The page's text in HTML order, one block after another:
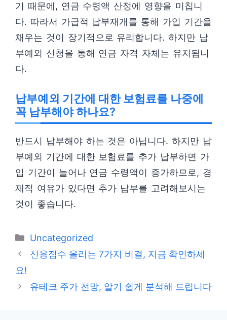
기 때문에, 연금 수령액 산정에 영향을 미칩니
다. 따라서 가급적 납부재개를 통해 가입 기간을
채우는 것이 장기적으로 유리합니다. 하지만 납
부예외 신청을 통해 연금 자격 자체는 유지됩니
다.
납부예외 기간에 대한 보험료를 나중에
꼭 납부해야 하나요?
반드시 납부해야 하는 것은 아닙니다. 하지만 납
부예외 기간에 대한 보험료를 추가 납부하면 가
입 기간이 늘어나 연금 수령액이 증가하므로, 경
제적 여유가 있다면 추가 납부를 고려해보시는
것이 좋습니다.
카
테
Uncategorized
신용점수 올리는 7가지 비결, 지금 확인하세
요!
유테크 주가 전망, 알기 쉽게 분석해 드립니다